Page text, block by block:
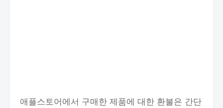
애플스토어에서 구매한 제품에 대한 환불은 간단